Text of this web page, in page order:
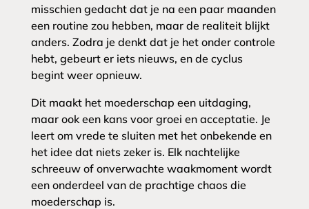
misschien gedacht dat je na een paar maanden
een routine zou hebben, maar de realiteit blijkt
anders. Zodra je denkt dat je het onder controle
hebt, gebeurt er iets nieuws, en de cyclus
begint weer opnieuw.
Dit maakt het moederschap een uitdaging,
maar ook een kans voor groei en acceptatie. Je
leert om vrede te sluiten met het onbekende en
het idee dat niets zeker is. Elk nachtelijke
schreeuw of onverwachte waakmoment wordt
een onderdeel van de prachtige chaos die
moederschap is.